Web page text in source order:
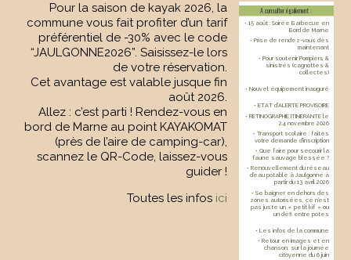
A consulter également :
• 15 août : Soirée Barbecue en
Bord de Marne
• Prise de rendez-vous dès
maintenant
• Pour soutenir Pompiers &
sinistrés (cagnottes &
collectes)
• Nouvel équipement inauguré
• ETAT d’ALERTE PROVISOIRE
• RETINOGRAPHIE ITINERANTE le
24 novembre 2026
• Transport scolaire : faites
votre demande d’inscription
• Que faire pour secourir la
faune sauvage blessée ?
• Renouvellement du réseau
d’eau potable à Jaulgonne à
partir du 13 avril 2026
• Se baigner en dehors des
zones autorisées, ce n’est
pas juste un « petit kif » ou
un défi entre potes
• Les infos de la commune
• Retour en images et en
chanson, sur la journée
citoyenne du 6 juin
Pour la saison de kayak 2026, la
commune vous fait profiter d’un tarif
préférentiel de -30% avec le code
“JAULGONNE2026”. Saisissez-le lors
de votre réservation.
Cet avantage est valable jusque fin
août 2026.
Allez : c’est parti ! Rendez-vous en
bord de Marne au point KAYAKOMAT
(près de l’aire de camping-car),
scannez le QR-Code, laissez-vous
guider !
Toutes les infos ici